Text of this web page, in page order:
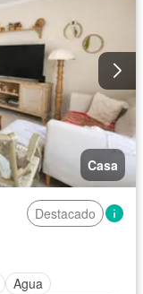
Casa
Destacado
Agua